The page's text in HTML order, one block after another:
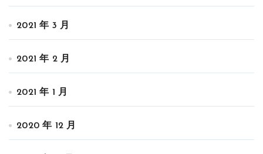
2021 年 3 月
2021 年 2 月
2021 年 1 月
2020 年 12 月